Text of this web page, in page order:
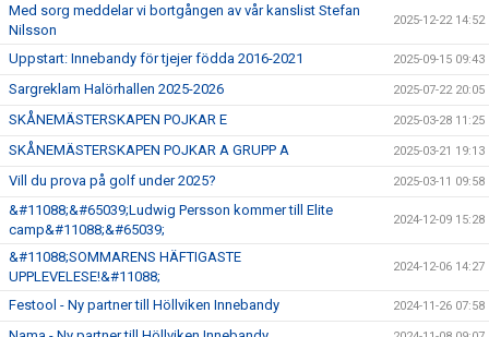
Med sorg meddelar vi bortgången av vår kanslist Stefan
Nilsson
2025-12-22 14:52
Uppstart: Innebandy för tjejer födda 2016-2021 2025-09-15 09:43
Sargreklam Halörhallen 2025-2026 2025-07-22 20:05
SKÅNEMÄSTERSKAPEN POJKAR E 2025-03-28 11:25
SKÅNEMÄSTERSKAPEN POJKAR A GRUPP A 2025-03-21 19:13
Vill du prova på golf under 2025? 2025-03-11 09:58
&#11088;&#65039;Ludwig Persson kommer till Elite
camp&#11088;&#65039;
2024-12-09 15:28
&#11088;SOMMARENS HÄFTIGASTE
UPPLEVELESE!&#11088;
2024-12-06 14:27
Festool - Ny partner till Höllviken Innebandy 2024-11-26 07:58